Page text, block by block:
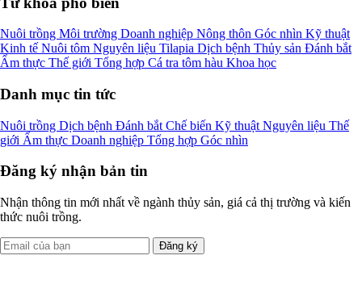
Nuôi trồng Môi trường Doanh nghiệp Nông thôn Góc nhìn Kỹ thuật
Kinh tế Nuôi tôm Nguyên liệu Tilapia Dịch bệnh Thủy sản Đánh bắt
Ẩm thực Thế giới Tổng hợp Cá tra tôm hàu Khoa học
Danh mục tin tức
Nuôi trồng Dịch bệnh Đánh bắt Chế biến Kỹ thuật Nguyên liệu Thế
giới Ẩm thực Doanh nghiệp Tổng hợp Góc nhìn
Đăng ký nhận bản tin
Nhận thông tin mới nhất về ngành thủy sản, giá cả thị trường và kiến
thức nuôi trồng.
Đăng ký